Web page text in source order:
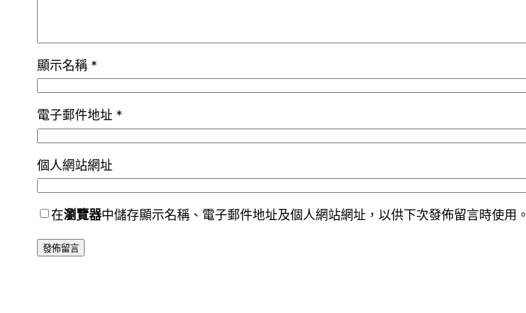
顯示名稱 *
電子郵件地址 *
個人網站網址
在瀏覽器中儲存顯示名稱、電子郵件地址及個人網站網址，以供下次發佈留言時使用。